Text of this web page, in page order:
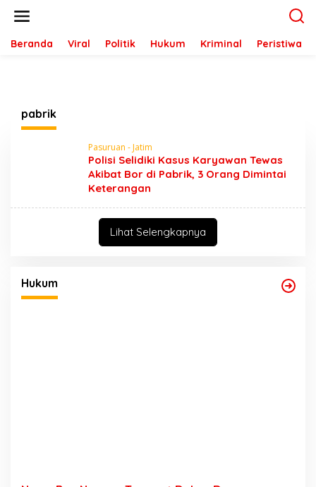
Beranda Viral Politik Hukum Kriminal Peristiwa
pabrik
Pasuruan - Jatim
Polisi Selidiki Kasus Karyawan Tewas
Akibat Bor di Pabrik, 3 Orang Dimintai
Keterangan
Lihat Selengkapnya
Hukum